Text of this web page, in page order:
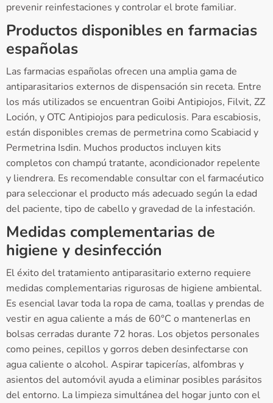
prevenir reinfestaciones y controlar el brote familiar.
Productos disponibles en farmacias
españolas
Las farmacias españolas ofrecen una amplia gama de
antiparasitarios externos de dispensación sin receta. Entre
los más utilizados se encuentran Goibi Antipiojos, Filvit, ZZ
Loción, y OTC Antipiojos para pediculosis. Para escabiosis,
están disponibles cremas de permetrina como Scabiacid y
Permetrina Isdin. Muchos productos incluyen kits
completos con champú tratante, acondicionador repelente
y liendrera. Es recomendable consultar con el farmacéutico
para seleccionar el producto más adecuado según la edad
del paciente, tipo de cabello y gravedad de la infestación.
Medidas complementarias de
higiene y desinfección
El éxito del tratamiento antiparasitario externo requiere
medidas complementarias rigurosas de higiene ambiental.
Es esencial lavar toda la ropa de cama, toallas y prendas de
vestir en agua caliente a más de 60°C o mantenerlas en
bolsas cerradas durante 72 horas. Los objetos personales
como peines, cepillos y gorros deben desinfectarse con
agua caliente o alcohol. Aspirar tapicerías, alfombras y
asientos del automóvil ayuda a eliminar posibles parásitos
del entorno. La limpieza simultánea del hogar junto con el